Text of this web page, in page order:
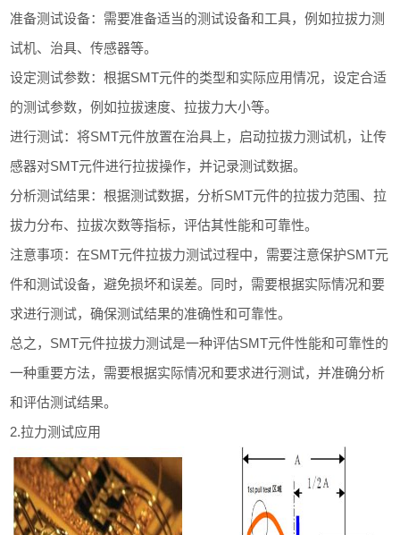
准备测试设备：需要准备适当的测试设备和工具，例如拉拔力测
试机、治具、传感器等。
设定测试参数：根据SMT元件的类型和实际应用情况，设定合适
的测试参数，例如拉拔速度、拉拔力大小等。
进行测试：将SMT元件放置在治具上，启动拉拔力测试机，让传
感器对SMT元件进行拉拔操作，并记录测试数据。
分析测试结果：根据测试数据，分析SMT元件的拉拔力范围、拉
拔力分布、拉拔次数等指标，评估其性能和可靠性。
注意事项：在SMT元件拉拔力测试过程中，需要注意保护SMT元
件和测试设备，避免损坏和误差。同时，需要根据实际情况和要
求进行测试，确保测试结果的准确性和可靠性。
总之，SMT元件拉拔力测试是一种评估SMT元件性能和可靠性的
一种重要方法，需要根据实际情况和要求进行测试，并准确分析
和评估测试结果。
2.拉力测试应用